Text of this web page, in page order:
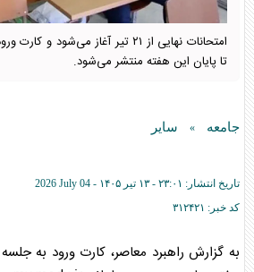
امتحانات نهایی از ۲۱ تیر آغاز
تا پایان این هفته منتشر می‌شود.
جامعه » سایر
تاریخ انتشار: ۲۳:۰۱ - ۱۳ تير ۱۴۰۵ -
2026 July 04
کد خبر: ۳۱۲۴۲۱
به گزارش راهبرد معاصر، کارت ورود به جلسه